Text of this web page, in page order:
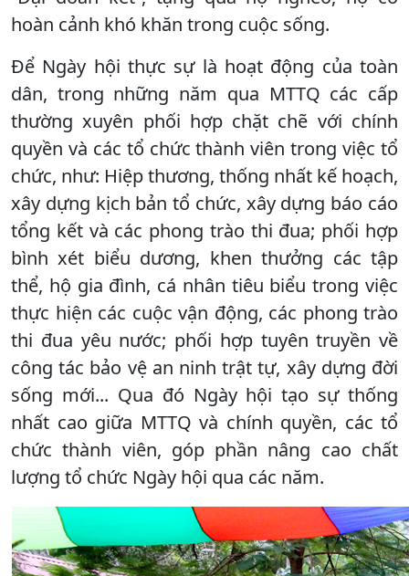
hoàn cảnh khó khăn trong cuộc sống.
Để Ngày hội thực sự là hoạt động của toàn
dân, trong những năm qua MTTQ các cấp
thường xuyên phối hợp chặt chẽ với chính
quyền và các tổ chức thành viên trong việc tổ
chức, như: Hiệp thương, thống nhất kế hoạch,
xây dựng kịch bản tổ chức, xây dựng báo cáo
tổng kết và các phong trào thi đua; phối hợp
bình xét biểu dương, khen thưởng các tập
thể, hộ gia đình, cá nhân tiêu biểu trong việc
thực hiện các cuộc vận động, các phong trào
thi đua yêu nước; phối hợp tuyên truyền về
công tác bảo vệ an ninh trật tự, xây dựng đời
sống mới... Qua đó Ngày hội tạo sự thống
nhất cao giữa MTTQ và chính quyền, các tổ
chức thành viên, góp phần nâng cao chất
lượng tổ chức Ngày hội qua các năm.